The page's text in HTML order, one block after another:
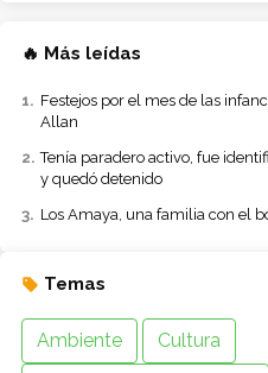
🔥 Más leídas
Festejos por el mes de las
Allan
Tenía paradero activo, fue
y quedó detenido
Los Amaya, una familia con el
Temas
Ambiente
Cultura